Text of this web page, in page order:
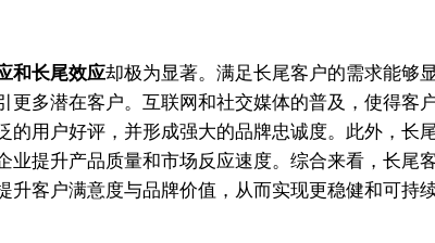
和长尾效应却极为显著。满足长尾客户的需求能够
多潜在客户。互联网和社交媒体的普及，使得客
用户好评，并形成强大的品牌忠诚度。此外，长
提升产品质量和市场反应速度。综合来看，长尾
客户满意度与品牌价值，从而实现更稳健和可持续